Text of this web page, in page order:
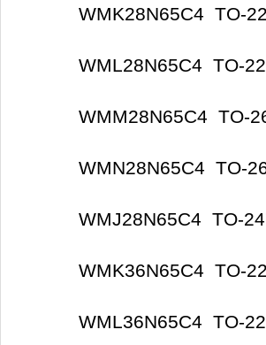
WMK28N65C4 TO-
WML28N65C4 TO-
WMM28N65C4 TO-
WMN28N65C4 TO-
WMJ28N65C4 TO-
WMK36N65C4 TO-
WML36N65C4 TO-